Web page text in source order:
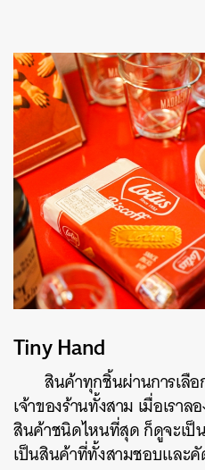
Tiny Hand
สินค้าทุกชิ้นผ่านการเลื
เจ้าของร้านทั้งสาม เมื่อเรา
สินค้าชนิดไหนที่สุด ก็ดูจะเป็
เป็นสินค้าที่ทั้งสามชอบและ